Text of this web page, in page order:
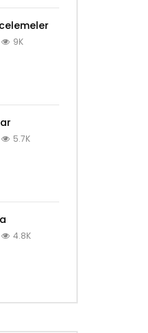
9K
5.7K
4.8K